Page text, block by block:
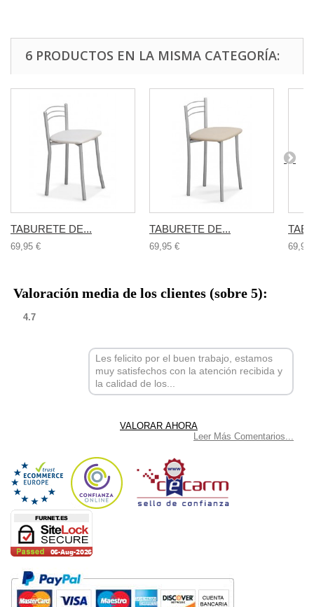
6 PRODUCTOS EN LA MISMA CATEGORÍA:
TABURETE DE...
69,95 €
TABURETE DE...
69,95 € 69,95
Valoración media de los clientes (sobre 5):
4.7
Les felicito por el buen trabajo, estamos
muy satisfechos con la atención recibida y
la calidad de los...
Leer Más Comentarios...